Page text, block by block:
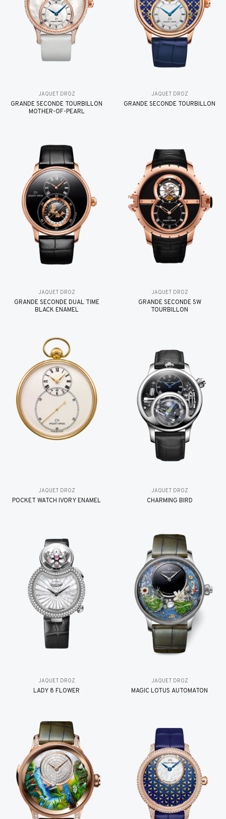
JAQUET DROZ
GRANDE SECONDE TOURBILLON
MOTHER-OF-PEARL
JAQUET DROZ
GRANDE SECONDE TOURBILLON
JAQUET DROZ
GRANDE SECONDE DUAL TIME
BLACK ENAMEL
JAQUET DROZ
GRANDE SECONDE SW
TOURBILLON
JAQUET DROZ
POCKET WATCH IVORY ENAMEL
JAQUET DROZ
CHARMING BIRD
JAQUET DROZ
LADY 8 FLOWER
JAQUET DROZ
MAGIC LOTUS AUTOMATON